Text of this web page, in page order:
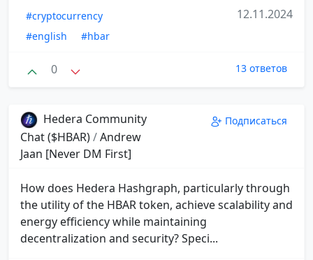
#cryptocurrency
#english
#hbar
12.11.2024
0 13 ответов
Hedera Community
Chat ($HBAR)/Andrew
Jaan [Never DM First]
Подписаться
How does Hedera Hashgraph, particularly through
the utility of the HBAR token, achieve scalability and
energy efficiency while maintaining
decentralization and security? Speci...